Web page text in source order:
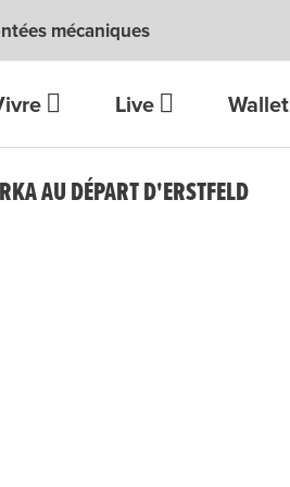
mécaniques
Live Wallet
AU DÉPART D'ERSTFELD